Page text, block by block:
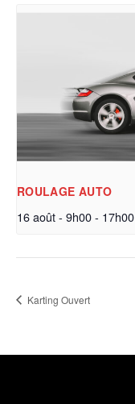
ROULAGE AUTO
16 août - 9h00- 17h00
Karting Ouvert